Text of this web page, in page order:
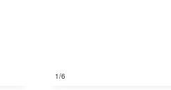
1/6